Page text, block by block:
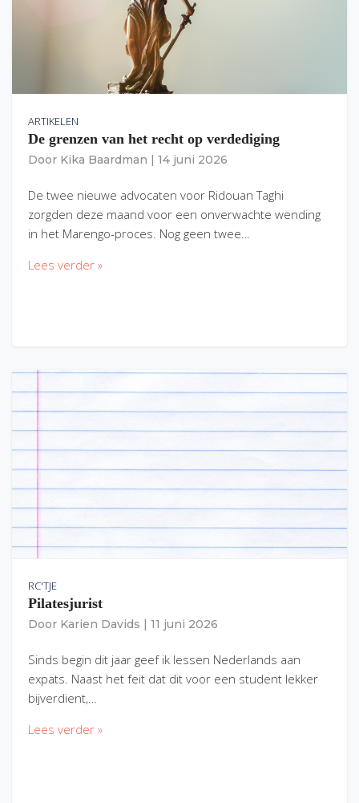
ARTIKELEN
De grenzen van het recht op verdediging
Door Kika Baardman 14 juni 2026
De twee nieuwe advocaten voor Ridouan Taghi
zorgden deze maand voor een onverwachte wending
in het Marengo-proces. Nog geen twee…
Lees verder »
RC'TJE
Pilatesjurist
Door Karien Davids 11 juni 2026
Sinds begin dit jaar geef ik lessen Nederlands aan
expats. Naast het feit dat dit voor een student lekker
bijverdient,…
Lees verder »